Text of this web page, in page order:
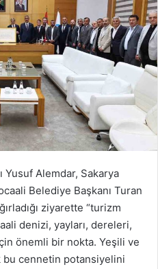
Yusuf Alemdar, Sakarya
Belediye Başkanı Turan
ziyarette “turizm
denizi, yayları, dereleri,
önemli bir nokta. Yeşili ve
bu cennetin potansiyelini